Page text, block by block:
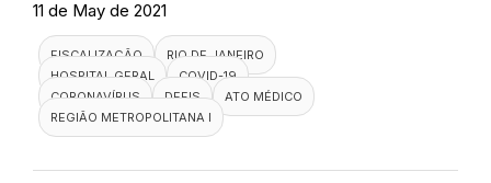
11 de May de 2021
FISCALIZAÇÃO
RIO DE JANEIRO
HOSPITAL GERAL
COVID-19
CORONAVÍRUS
DEFIS
ATO MÉDICO
REGIÃO METROPOLITANA I